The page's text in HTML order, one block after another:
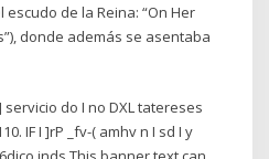
de la Reina: “On Her
donde además se asentaba
do I no DXL tatereses
IF I ]rP _fv-( amhv n I sd I y